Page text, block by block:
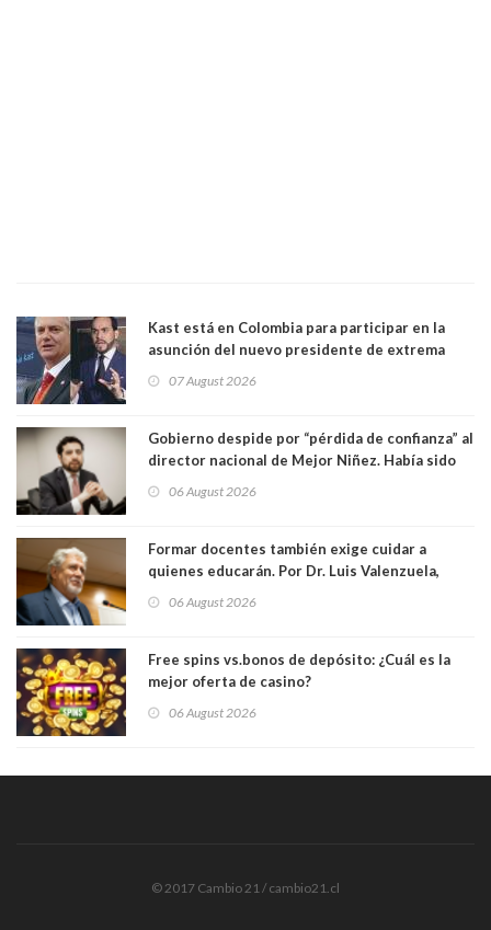
Kast está en Colombia para participar en la
asunción del nuevo presidente de extrema
derecha Abelardo de la Espriella
07 August 2026
Gobierno despide por “pérdida de confianza” al
director nacional de Mejor Niñez. Había sido
elegido por Alta Dirección Pública
06 August 2026
Formar docentes también exige cuidar a
quienes educarán. Por Dr. Luis Valenzuela,
Patricia Bravo Rojas, Francisca Paudif Carcamo,
Académicos U. Católica Silva Henríquez
06 August 2026
Free spins vs.bonos de depósito: ¿Cuál es la
mejor oferta de casino?
06 August 2026
© 2017 Cambio 21 / cambio21.cl